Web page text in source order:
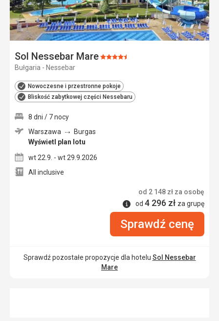
Sol Nessebar MareOcena:
Bułgaria - Nessebar
Nowoczesne i przestronne pokoje
Bliskość zabytkowej części Nessebaru
8 dni / 7 nocy
Warszawa
Burgas
Wyświetl plan lotu
wt 22.9. - wt 29.9.2026
All inclusive
od 2 148 zł za osobę
Informacje
od 4 296 zł za grupę
Sprawdź cenę
Sprawdź pozostałe propozycje dla hotelu Sol Nessebar
Mare